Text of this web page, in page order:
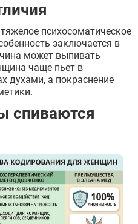
психосоматическое
заключается в
может выпивать
чаще пьет в
духами, а покраснение
спиваются